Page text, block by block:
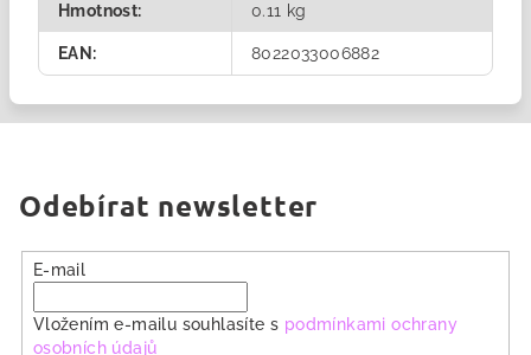
Hmotnost: 0.11 kg
EAN : 8022033006882
Odebírat newsletter
E-mail
Vložením e-mailu souhlasíte s podmínkami ochrany
osobních údajů